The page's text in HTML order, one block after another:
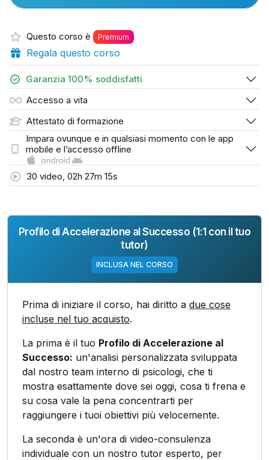
Questo corso è Premium
Regala questo corso
Garanzia 100% soddisfatti
Accesso a vita
Attestato di formazione
Impara ovunque e in qualsiasi momento con le app
mobile e l’accesso offline
30 video, 02h 27m 15s
Profilo di Accelerazione al Successo (1:1 con il tuo
tutor)
INCLUSA NEL CORSO
Prima di iniziare il corso, hai diritto a due cose
incluse nel tuo acquisto.
La prima è il tuo Profilo di Accelerazione al
Successo: un'analisi personalizzata sviluppata
dal nostro team interno di psicologi, che ti
mostra esattamente dove sei oggi, cosa ti frena e
su cosa vale la pena concentrarti per
raggiungere i tuoi obiettivi più velocemente.
La seconda è un'ora di video-consulenza
individuale con un nostro tutor esperto, per